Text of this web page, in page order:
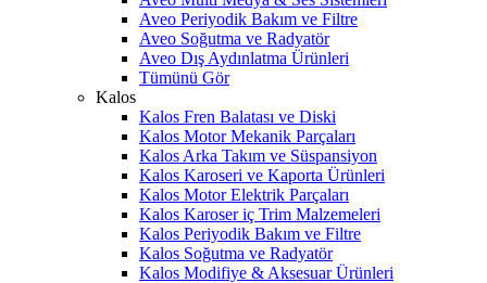
Aveo Periyodik Bakım ve Filtre
Aveo Soğutma ve Radyatör
Aveo Dış Aydınlatma Ürünleri
Tümünü Gör
Kalos
Kalos Fren Balatası ve Diski
Kalos Motor Mekanik Parçaları
Kalos Arka Takım ve Süspansiyon
Kalos Karoseri ve Kaporta Ürünleri
Kalos Motor Elektrik Parçaları
Kalos Karoser iç Trim Malzemeleri
Kalos Periyodik Bakım ve Filtre
Kalos Soğutma ve Radyatör
Kalos Modifiye & Aksesuar Ürünleri